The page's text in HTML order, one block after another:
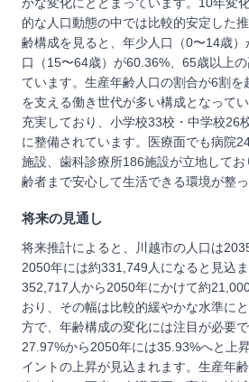
的な人口動態の中では比較的安定した
齢構成を見ると、年少人口（0〜14歳
口（15〜64歳）が60.36%、65歳以上
ています。生産年齢人口の割合が6割を
を支える働き世代が多い構成となって
充実しており、小学校33校・中学校26
に整備されています。医療面でも病院
施設、歯科診療所186施設が立地して
齢者まで安心して生活できる環境が整っ
将来の見通し
将来推計によると、川越市の人口は
2050年には約331,749人になると見込
352,717人から2050年にかけて約
おり、その幅は比較的緩やかな水準に
方で、年齢構成の変化には注目が必要
27.97%から2050年には35.93%へと上
イントの上昇が見込まれます。生産年